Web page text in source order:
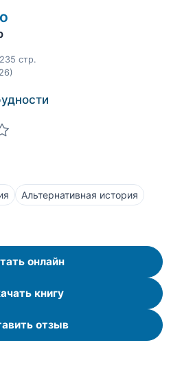
стр.
Альтернативная история
онлайн
книгу
отзыв